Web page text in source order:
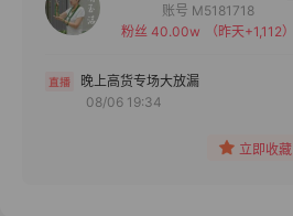
备注
分组
账号 M5181718
粉丝 40.00w
（昨天+1,112）
晚上高货专场大放漏
08/06 19:34
立即收藏